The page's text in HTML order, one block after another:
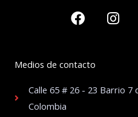
Facebook
Medios de contacto
Calle 65 # 26 - 23 Barrio
Colombia